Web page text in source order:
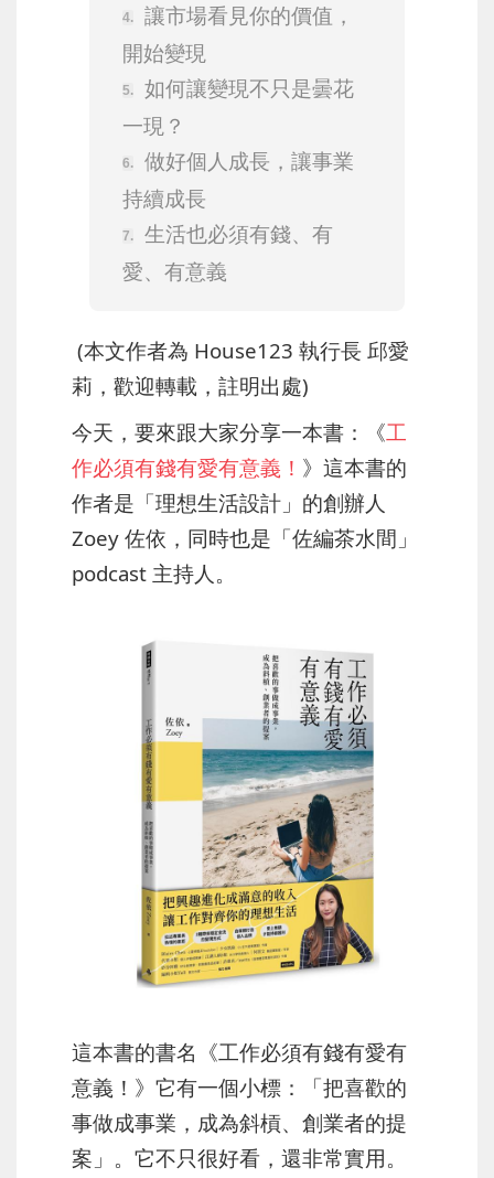
讓市場看見你的價值，
開始變現
如何讓變現不只是曇花
一現？
做好個人成長，讓事業
持續成長
生活也必須有錢、有
愛、有意義
(本文作者為 House123 執行長 邱愛
莉，歡迎轉載，註明出處)
今天，要來跟大家分享一本書：《工
作必須有錢有愛有意義！ 》 這本書的
作者是「理想生活設計」的創辦人
Zoey 佐依， 同時也是「佐編茶水間」
podcast 主持人。
這本書的書名《工作必須有錢有愛有
意義！》它有一個小標：「把喜歡的
事做成事業，成為斜槓、創業者的提
案」。它不只很好看，還非常實用。